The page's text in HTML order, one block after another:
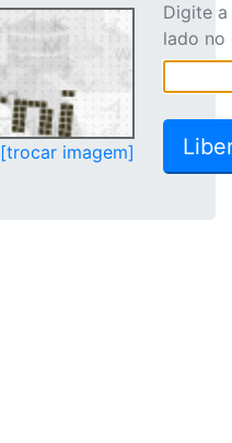
[trocar imagem]
Digite
lado no